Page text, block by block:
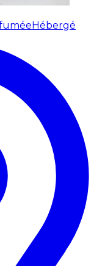
Hébergé